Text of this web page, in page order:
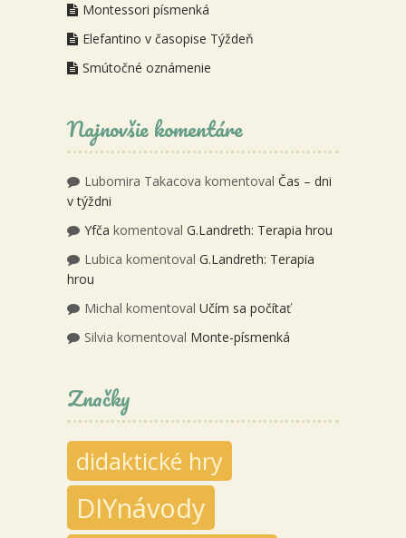
Montessori písmenká
Elefantino v časopise Týždeň
Smútočné oznámenie
Najnovšie komentáre
Lubomira Takacova komentoval Čas – dni
v týždni
Yfča komentoval G.Landreth: Terapia hrou
Lubica komentoval G.Landreth: Terapia
hrou
Michal komentoval Učím sa počítať
Silvia komentoval Monte-písmenká
Značky
didaktické hry
DIYnávody